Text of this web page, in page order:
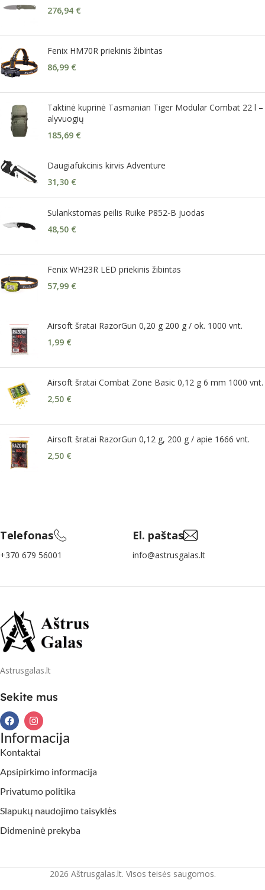
276,94 €
Fenix HM70R priekinis žibintas
86,99 €
Taktinė kuprinė Tasmanian Tiger Modular Combat 22 l –
alyvuogių
185,69 €
Daugiafukcinis kirvis Adventure
31,30 €
Sulankstomas peilis Ruike P852-B juodas
48,50 €
Fenix WH23R LED priekinis žibintas
57,99 €
Airsoft šratai RazorGun 0,20 g 200 g / ok. 1000 vnt.
1,99 €
Airsoft šratai Combat Zone Basic 0,12 g 6 mm 1000 vnt.
2,50 €
Airsoft šratai RazorGun 0,12 g, 200 g / apie 1666 vnt.
2,50 €
Telefonas
+370 679 56001
El. paštas
info@astrusgalas.lt
Astrusgalas.lt
Sekite mus
Informacija
Kontaktai
Apsipirkimo informacija
Privatumo politika
Slapukų naudojimo taisyklės
Didmeninė prekyba
2026 Aštrusgalas.lt. Visos teisės saugomos.